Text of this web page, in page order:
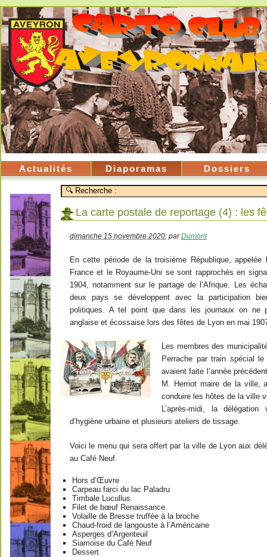
Actualités Diaporamas Dossiers
La carte postale de reportage (4) : les
dimanche 15 novembre 2020 parDumont
En cette période de la troisième République,
France et le Royaume-Uni se sont rapprochés en
1904, notamment sur le partage de l’Afrique. Les
deux pays se développent avec la participation
politiques. A tel point que dans les journaux on ne
anglaise et écossaise lors des fêtes de Lyon en mai
Les membres des
Perrache par train spécial
avaient faite l’année
M. Herriot maire de la ville,
conduire les hôtes de la ville
L’après-midi, la
d’hygiène urbaine et plusieurs ateliers de tissage.
Voici le menu qui sera offert par la ville de Lyon aux
au Café Neuf.
Hors d’Œuvre
Carpeau farci du lac Paladru
Timbale Lucullus
Filet de bœuf Renaissance
Volaille de Bresse truffée à la broche
Chaud-froid de langouste à l’Américaine
Asperges d’Argenteuil
Siamoise du Café Neuf
Dessert